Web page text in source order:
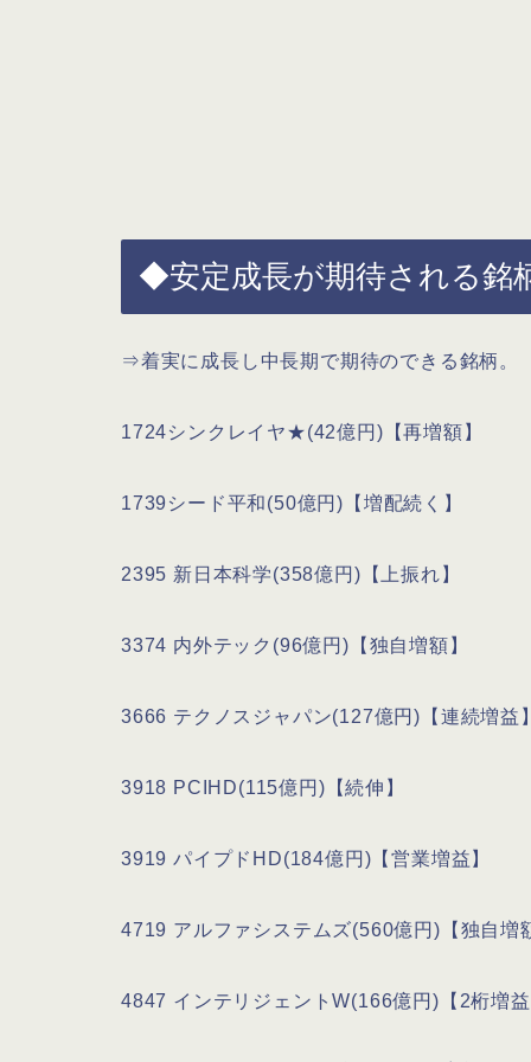
◆安定成長が期待される銘
⇒着実に成長し中長期で期待のできる銘柄。
1724シンクレイヤ★(42億円)【再増額】
1739シード平和(50億円)【増配続く】
2395 新日本科学(358億円)【上振れ】
3374 内外テック(96億円)【独自増額】
3666 テクノスジャパン(127億円)【連続増益
3918 PCIHD(115億円)【続伸】
3919 パイプドHD(184億円)【営業増益】
4719 アルファシステムズ(560億円)【独自増
4847 インテリジェントW(166億円)【2桁増